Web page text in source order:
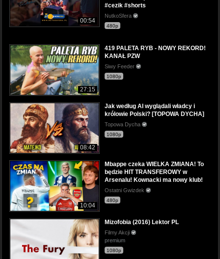
00:54
#cezik #shorts
NutkoSfera
480p
27:15
419 PALETA RYB - NOWY REKORD!
KANAŁ PZW
Siwy Feeder
1080p
08:42
Jak według AI wyglądali władcy i
królowie Polski? [TOPOWA DYCHA]
Topowa Dycha
1080p
10:04
Mbappe czeka WIELKA ZMIANA! To
będzie HIT TRANSFEROWY w
Arsenalu! Kownacki ma nowy klub!
Ostatni Gwizdek
480p
Mizofobia (2016) Lektor PL
Filmy Akcji
premium
1080p